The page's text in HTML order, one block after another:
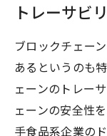
トレーサビ
ブロックチェー
あるというのも
ェーンのトレー
ェーンの安全性
手食品系企業の